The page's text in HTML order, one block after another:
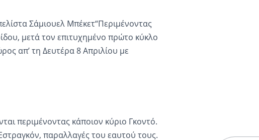
Σάμιουελ Μπέκετ“Περιμένοντας
μετά τον επιτυχημένο πρώτο κύκλο
απ’ τη Δευτέρα 8 Απριλίου με
περιμένοντας κάποιον κύριο Γκοντό.
παραλλαγές του εαυτού τους.